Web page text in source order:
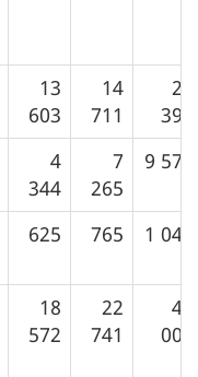
13
603
14
711
29
392
4
344
7
265
9 571
625 765 1 041
18
572
22
741
40
004